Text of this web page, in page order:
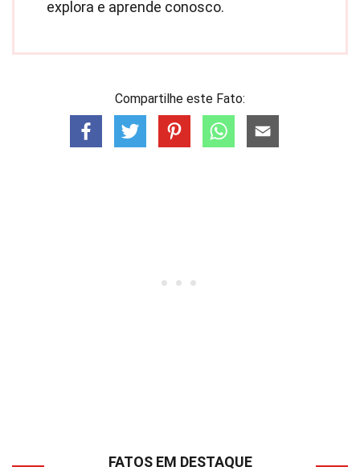
explora e aprende conosco.
Compartilhe este Fato:
FATOS EM DESTAQUE